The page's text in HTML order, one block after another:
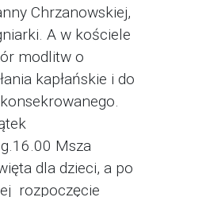
Chrzanowskiej,
A w kościele
modlitw o
kapłańskie i do
Msza
dla dzieci, a po
rozpoczęcie